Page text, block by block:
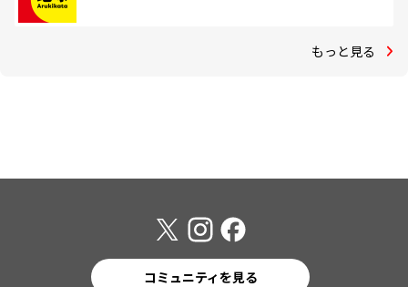
もっと見る
コミュニティを見る